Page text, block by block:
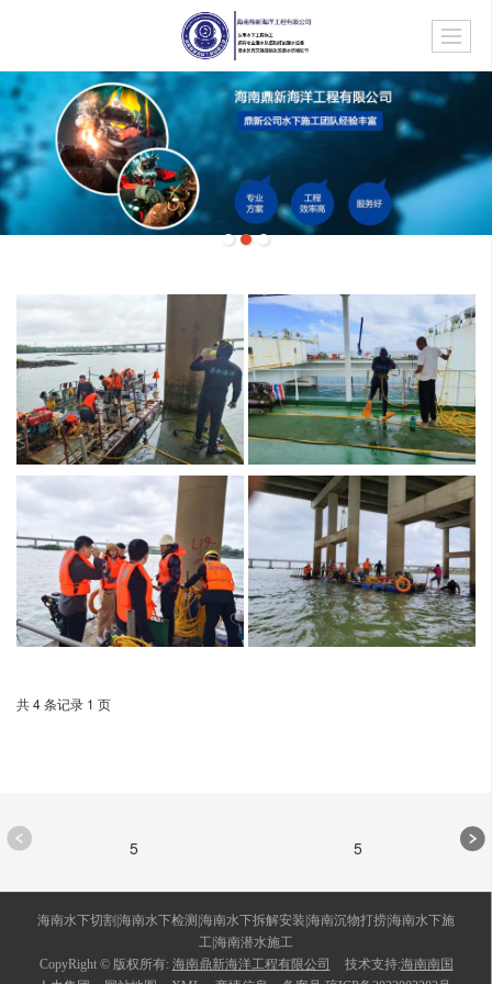
共 4 条记录 1 页
5 5
海南水下切割|海南水下检测|海南水下拆解安装|海南沉物打捞|海南水下施
工|海南潜水施工
CopyRight © 版权所有: 海南鼎新海洋工程有限公司 技术支持:海南南国